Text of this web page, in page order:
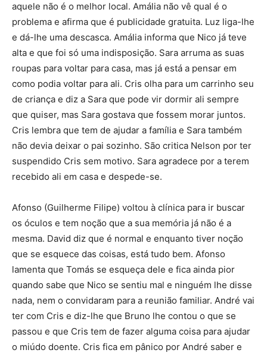
aquele não é o melhor local. Amália não vê qual é o
problema e afirma que é publicidade gratuita. Luz liga-lhe
e dá-lhe uma descasca. Amália informa que Nico já teve
alta e que foi só uma indisposição. Sara arruma as suas
roupas para voltar para casa, mas já está a pensar em
como podia voltar para ali. Cris olha para um carrinho seu
de criança e diz a Sara que pode vir dormir ali sempre
que quiser, mas Sara gostava que fossem morar juntos.
Cris lembra que tem de ajudar a família e Sara também
não devia deixar o pai sozinho. São critica Nelson por ter
suspendido Cris sem motivo. Sara agradece por a terem
recebido ali em casa e despede-se.
Afonso (Guilherme Filipe) voltou à clínica para ir buscar
os óculos e tem noção que a sua memória já não é a
mesma. David diz que é normal e enquanto tiver noção
que se esquece das coisas, está tudo bem. Afonso
lamenta que Tomás se esqueça dele e fica ainda pior
quando sabe que Nico se sentiu mal e ninguém lhe disse
nada, nem o convidaram para a reunião familiar. André vai
ter com Cris e diz-lhe que Bruno lhe contou o que se
passou e que Cris tem de fazer alguma coisa para ajudar
o miúdo doente. Cris fica em pânico por André saber e